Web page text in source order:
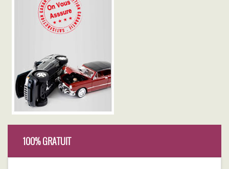
100% GRATUIT